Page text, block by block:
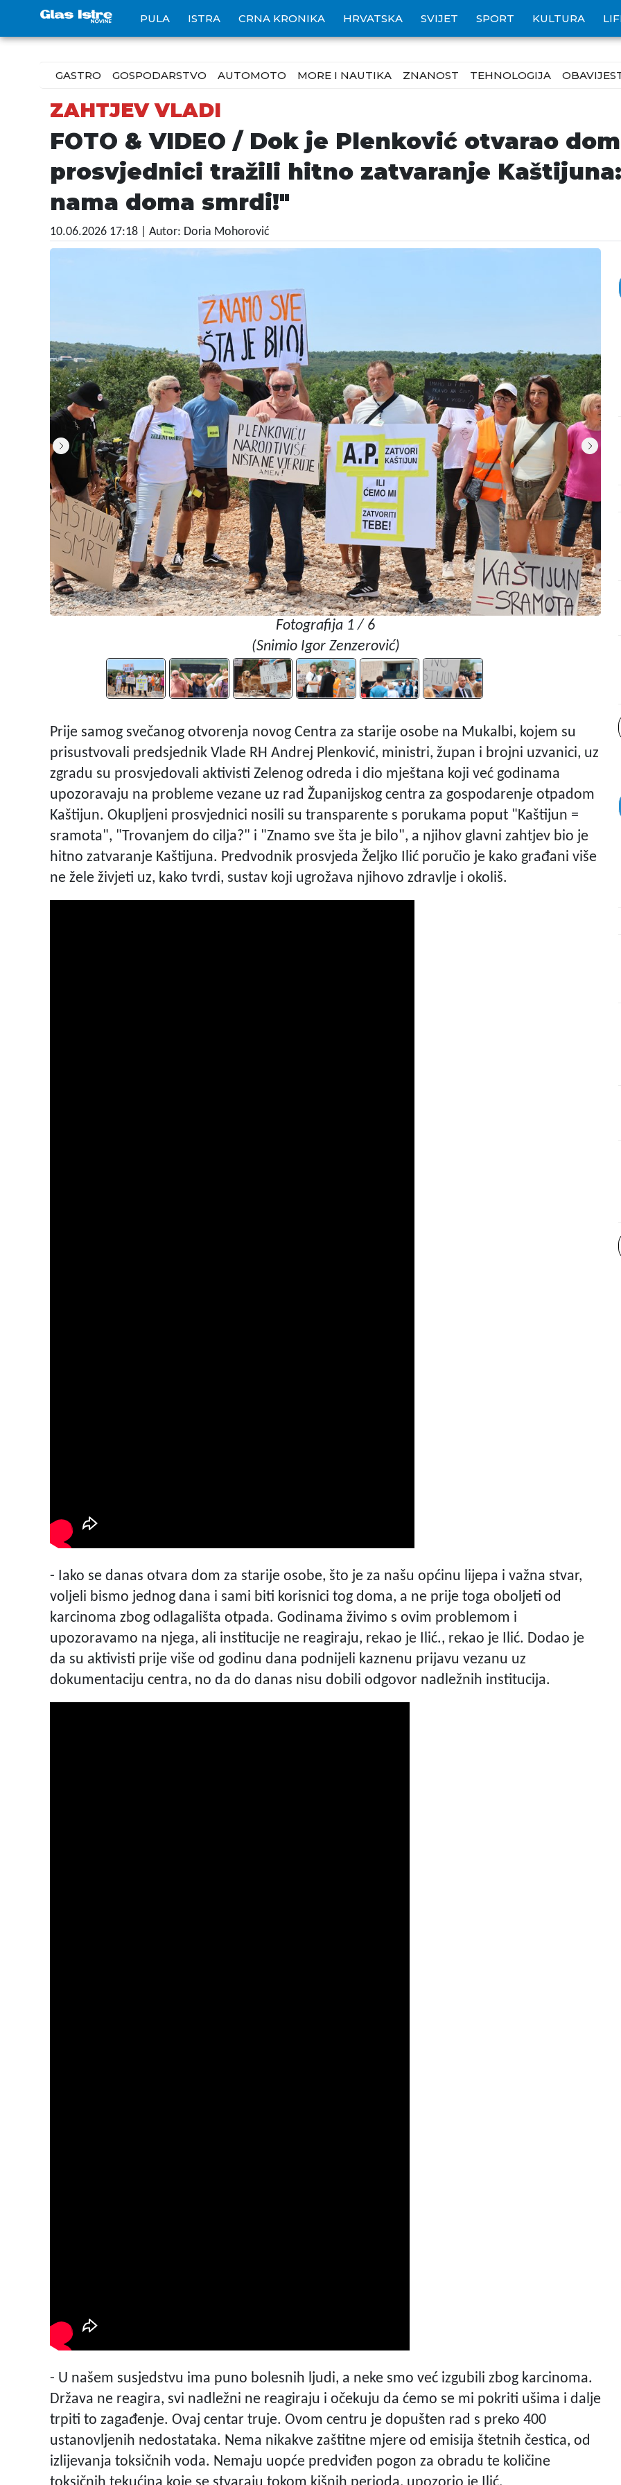
PULA ISTRA CRNA KRONIKA HRVATSKA SVIJET SPORT KULTURA
GASTRO GOSPODARSTVO AUTOMOTO MORE I NAUTIKA ZNANOST TEHNOLOGIJA
ZAHTJEV VLADI
FOTO & VIDEO / Dok je Plenković otvarao
prosvjednici tražili hitno zatvaranje
nama doma smrdi!"
10.06.2026 17:18 | Autor: Doria Mohorović
Fotografija 1 / 6
(Snimio Igor Zenzerović)
Prije samog svečanog otvorenja novog Centra za starije osobe na Mukalbi, kojem su
prisustvovali predsjednik Vlade RH Andrej Plenković, ministri, župan i brojni uzvanici, uz
zgradu su prosvjedovali aktivisti Zelenog odreda i dio mještana koji već godinama
upozoravaju na probleme vezane uz rad Županijskog centra za gospodarenje otpadom
Kaštijun. Okupljeni prosvjednici nosili su transparente s porukama poput "Kaštijun =
sramota", "Trovanjem do cilja?" i "Znamo sve šta je bilo", a njihov glavni zahtjev bio je
hitno zatvaranje Kaštijuna. Predvodnik prosvjeda Željko Ilić poručio je kako građani više
ne žele živjeti uz, kako tvrdi, sustav koji ugrožava njihovo zdravlje i okoliš.
- Iako se danas otvara dom za starije osobe, što je za našu općinu lijepa i važna stvar,
voljeli bismo jednog dana i sami biti korisnici tog doma, a ne prije toga oboljeti od
karcinoma zbog odlagališta otpada. Godinama živimo s ovim problemom i
upozoravamo na njega, ali institucije ne reagiraju, rekao je Ilić., rekao je Ilić. Dodao je
da su aktivisti prije više od godinu dana podnijeli kaznenu prijavu vezanu uz
dokumentaciju centra, no da do danas nisu dobili odgovor nadležnih institucija.
- U našem susjedstvu ima puno bolesnih ljudi, a neke smo već izgubili zbog karcinoma.
Država ne reagira, svi nadležni ne reagiraju i očekuju da ćemo se mi pokriti ušima i dalje
trpiti to zagađenje. Ovaj centar truje. Ovom centru je dopušten rad s preko 400
ustanovljenih nedostataka. Nema nikakve zaštitne mjere od emisija štetnih čestica, od
izlijevanja toksičnih voda. Nemaju uopće predviđen pogon za obradu te količine